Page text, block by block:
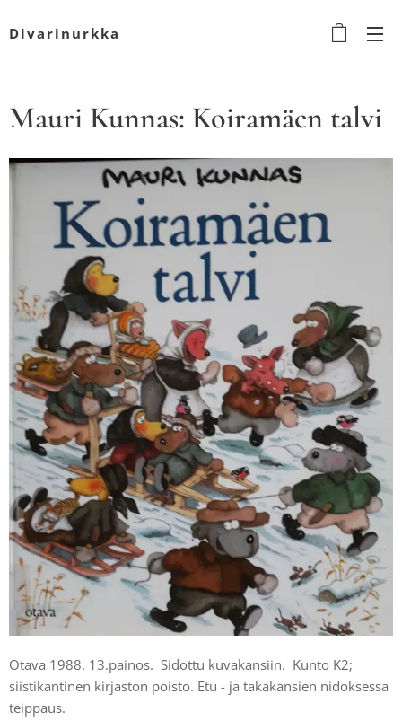
Divarinurkka
Mauri Kunnas: Koiramäen talvi
Otava 1988. 13.painos. Sidottu kuvakansiin. Kunto K2;
siistikantinen kirjaston poisto. Etu - ja takakansien nidoksessa
teippaus.